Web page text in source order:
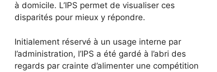
à domicile. L’IPS permet de visualiser ces
disparités pour mieux y répondre.
Initialement réservé à un usage interne par
l’administration, l’IPS a été gardé à l’abri des
regards par crainte d’alimenter une compétition